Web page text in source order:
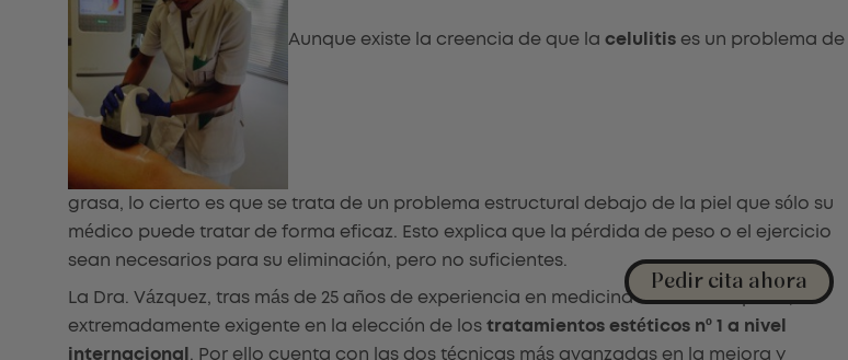
Aunque existe la creencia de que lacelulitis es un problema de
grasa, lo cierto es que se trata de un problema estructural debajo de la piel que sólo su
médico puede tratar de forma eficaz. Esto explica que la pérdida de peso o el ejercicio
sean necesarios para su eliminación, pero no suficientes.
La Dra. Vázquez, tras más de 25 años de experiencia en medicina estética corporal, es
extremadamente exigente en la elección de lostratamientos estéticos nº 1 a nivel
internacional . Por ello cuenta con las dos técnicas más avanzadas en la mejora y
Pedir cita ahora